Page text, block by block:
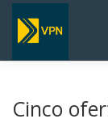
Saltar
contenido
SERVICIOS
TERMINOS DE
Cinco